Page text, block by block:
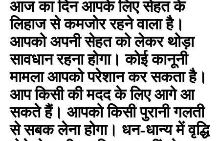
आज का दिन आपके लिए सेहत के
लिहाज से कमजोर रहने वाला है।
आपको अपनी सेहत को लेकर थोड़ा
सावधान रहना होगा। कोई कानूनी
मामला आपको परेशान कर सकता है।
आप किसी की मदद के लिए आगे आ
सकते हैं। आपको किसी पुरानी गलती
से सबक लेना होगा। धन-धान्य में वृद्धि